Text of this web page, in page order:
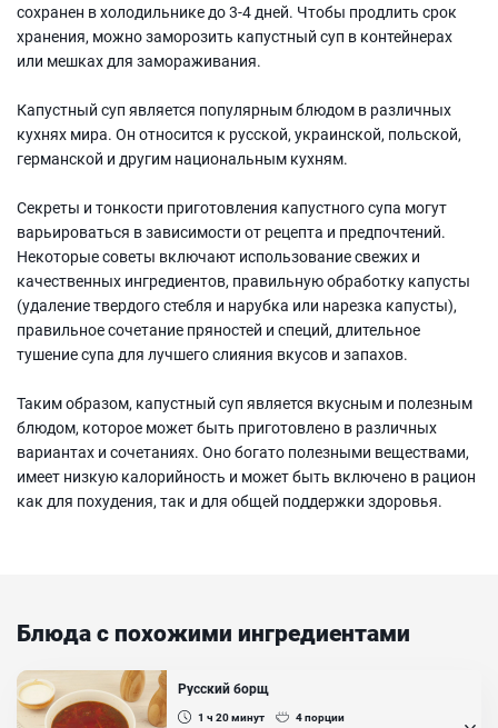
сохранен в холодильнике до 3-4 дней. Чтобы продлить срок
хранения, можно заморозить капустный суп в контейнерах
или мешках для замораживания.
Капустный суп является популярным блюдом в различных
кухнях мира. Он относится к русской, украинской, польской,
германской и другим национальным кухням.
Секреты и тонкости приготовления капустного супа могут
варьироваться в зависимости от рецепта и предпочтений.
Некоторые советы включают использование свежих и
качественных ингредиентов, правильную обработку капусты
(удаление твердого стебля и нарубка или нарезка капусты),
правильное сочетание пряностей и специй, длительное
тушение супа для лучшего слияния вкусов и запахов.
Таким образом, капустный суп является вкусным и полезным
блюдом, которое может быть приготовлено в различных
вариантах и сочетаниях. Оно богато полезными веществами,
имеет низкую калорийность и может быть включено в рацион
как для похудения, так и для общей поддержки здоровья.
Блюда с похожими ингредиентами
Русский борщ
1 ч 20минут 4порции